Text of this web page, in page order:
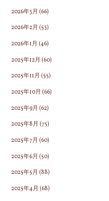
2026年3月 (66)
2026年2月 (53)
2026年1月 (46)
2025年12月 (60)
2025年11月 (55)
2025年10月 (66)
2025年9月 (62)
2025年8月 (75)
2025年7月 (60)
2025年6月 (50)
2025年5月 (88)
2025年4月 (68)